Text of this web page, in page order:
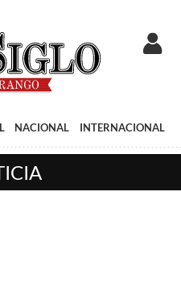
NACIONAL INTERNACIONAL